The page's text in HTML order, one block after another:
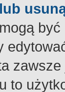
to